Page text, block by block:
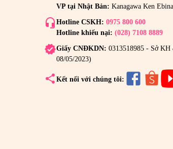
VP tại Nhật Bản: Kanagawa Ken
headset_mic Hotline CSKH: 0975 800 600
Hotline khiếu nại: (028) 7108 8889
verifiedGiấy CNĐKDN: 0313518985 - Sở
08/05/2023)
share Kết nối với chúng tôi: